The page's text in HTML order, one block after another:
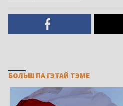
БОЛЬШ ПА ГЭТАЙ ТЭМЕ